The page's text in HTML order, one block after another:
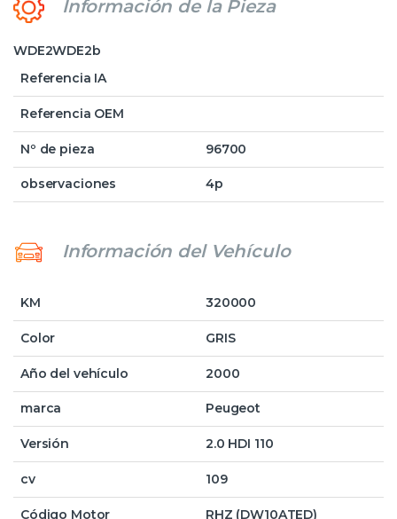
Información de la Pieza
WDE2WDE2b
Referencia IA
Referencia OEM
Nº de pieza 96700
observaciones 4p
Información del Vehículo
KM 320000
Color GRIS
Año del vehículo 2000
marca Peugeot
Versión 2.0 HDI 110
cv 109
Código Motor RHZ (DW10ATED)